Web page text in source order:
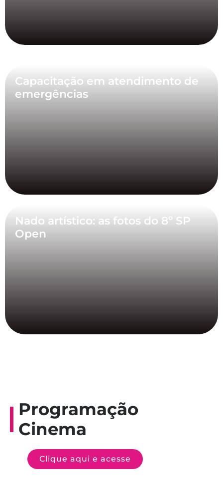
Capacitação em atendimento de
emergências
Nado artístico: as fotos do 8º SP
Open
Programação
Cinema
Clique aqui e acesse